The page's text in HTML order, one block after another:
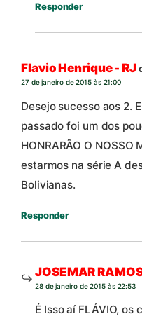
Responder
Flavio Henrique - RJ
27 de janeiro de 2015 às 21:00
Desejo sucesso aos 2.
passado foi um dos
HONRARÃO O NOSSO
estarmos na série A
Bolivianas.
Responder
JOSEMAR
28 de janeiro de 2015 às 22:53
É Isso aí FLÁVIO,